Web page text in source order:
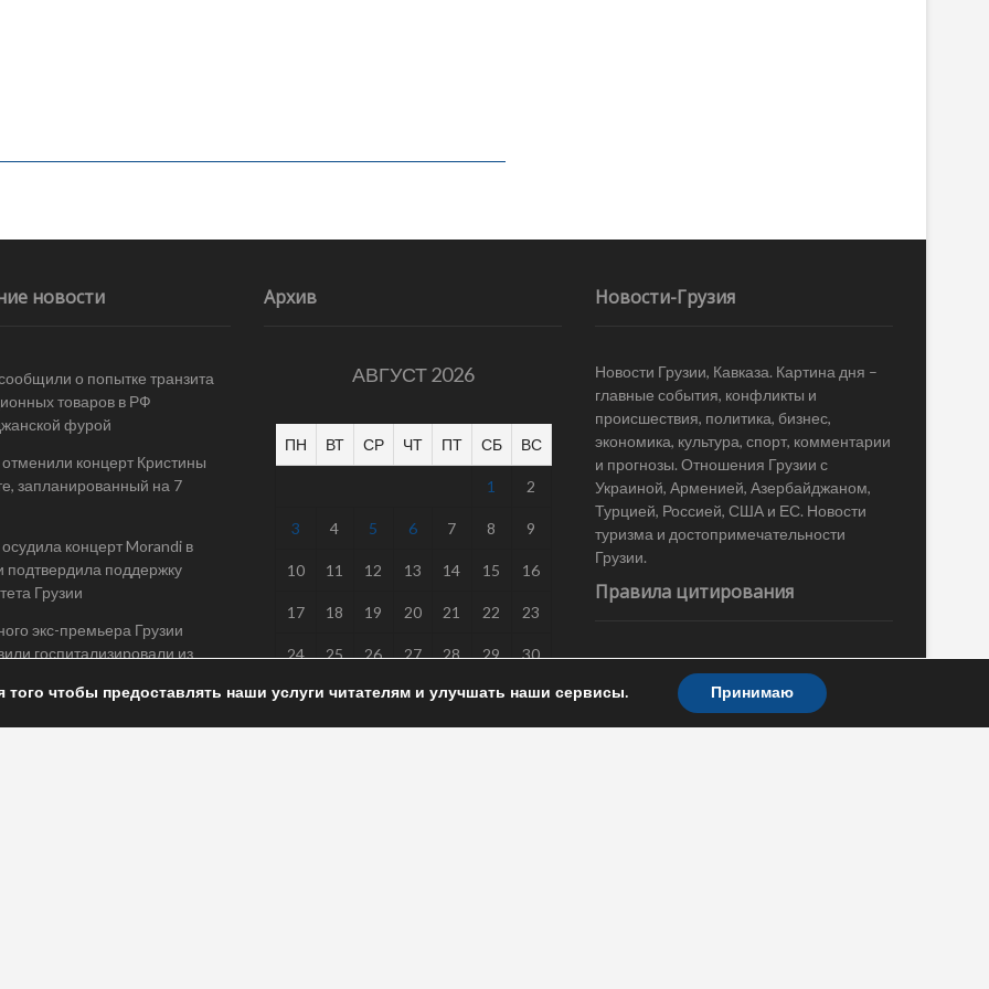
новости
о попытке транзита
товаров в РФ
фурой
концерт Кристины
запланированный на 7
концерт Morandi в
подтвердила поддержку
Грузии
экс-премьера Грузии
госпитализировали из
Архив
АВГУСТ 2026
ПН ВТ СР ЧТ ПТ СБ ВС
1 2
3 4 5 6 7 8 9
10 11 12 13 14 15 16
17 18 19 20 21 22 23
24 25 26 27 28 29 30
31
« Июл
Новости-Грузия
Новости Грузии, Кавказа. Картина дня –
главные события, конфликты и
происшествия, политика, бизнес,
экономика, культура, спорт, комментарии
и прогнозы. Отношения Грузии с
Украиной, Арменией, Азербайджаном,
Турцией, Россией, США и ЕС. Новости
туризма и достопримечательности
Грузии.
Правила цитирования
находятся в открытом доступе. При
использовании гиперссылка на портал
чтобы предоставлять наши услуги читателям и улучшать наши сервисы. Принимаю